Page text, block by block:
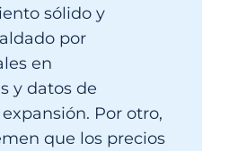
sólido y
por
en
y datos de
Por otro,
que los precios